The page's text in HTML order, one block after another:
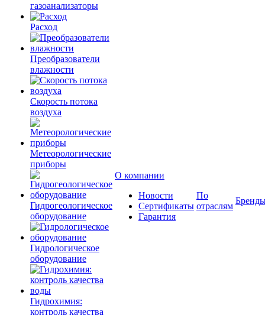
газоанализаторы
Расход
Преобразователи
влажности
Скорость потока
воздуха
Метеорологические
приборы
Гидрогеологическое
оборудование
Гидрологическое
оборудование
Гидрохимия:
контроль качества
О компании
Новости
Сертификаты
Гарантия
По
отраслям